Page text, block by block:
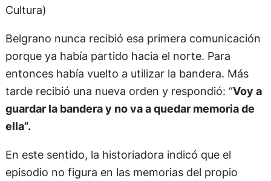
Cultura)
Belgrano nunca recibió esa primera comunicación
porque ya había partido hacia el norte. Para
entonces había vuelto a utilizar la bandera. Más
tarde recibió una nueva orden y respondió: “Voy a
guardar la bandera y no va a quedar memoria de
ella”.
En este sentido, la historiadora indicó que el
episodio no figura en las memorias del propio